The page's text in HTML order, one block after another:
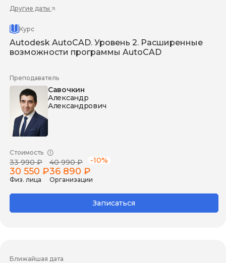
Другие даты
Курс
Autodesk AutoCAD. Уровень 2. Расширенные
возможности программы AutoCAD
Преподаватель
Савочкин
Александр
Александрович
Стоимость
33 990 ₽
30 550 ₽
Физ. лица
40 990 ₽ -10%
36 890 ₽
Организации
Записаться
Ближайшая дата